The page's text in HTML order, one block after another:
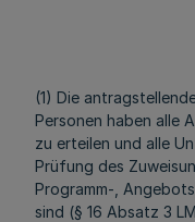
(1) Die
Personen haben alle
zu erteilen und alle
Prüfung des
Programm-,
sind (§ 16 Absatz 3